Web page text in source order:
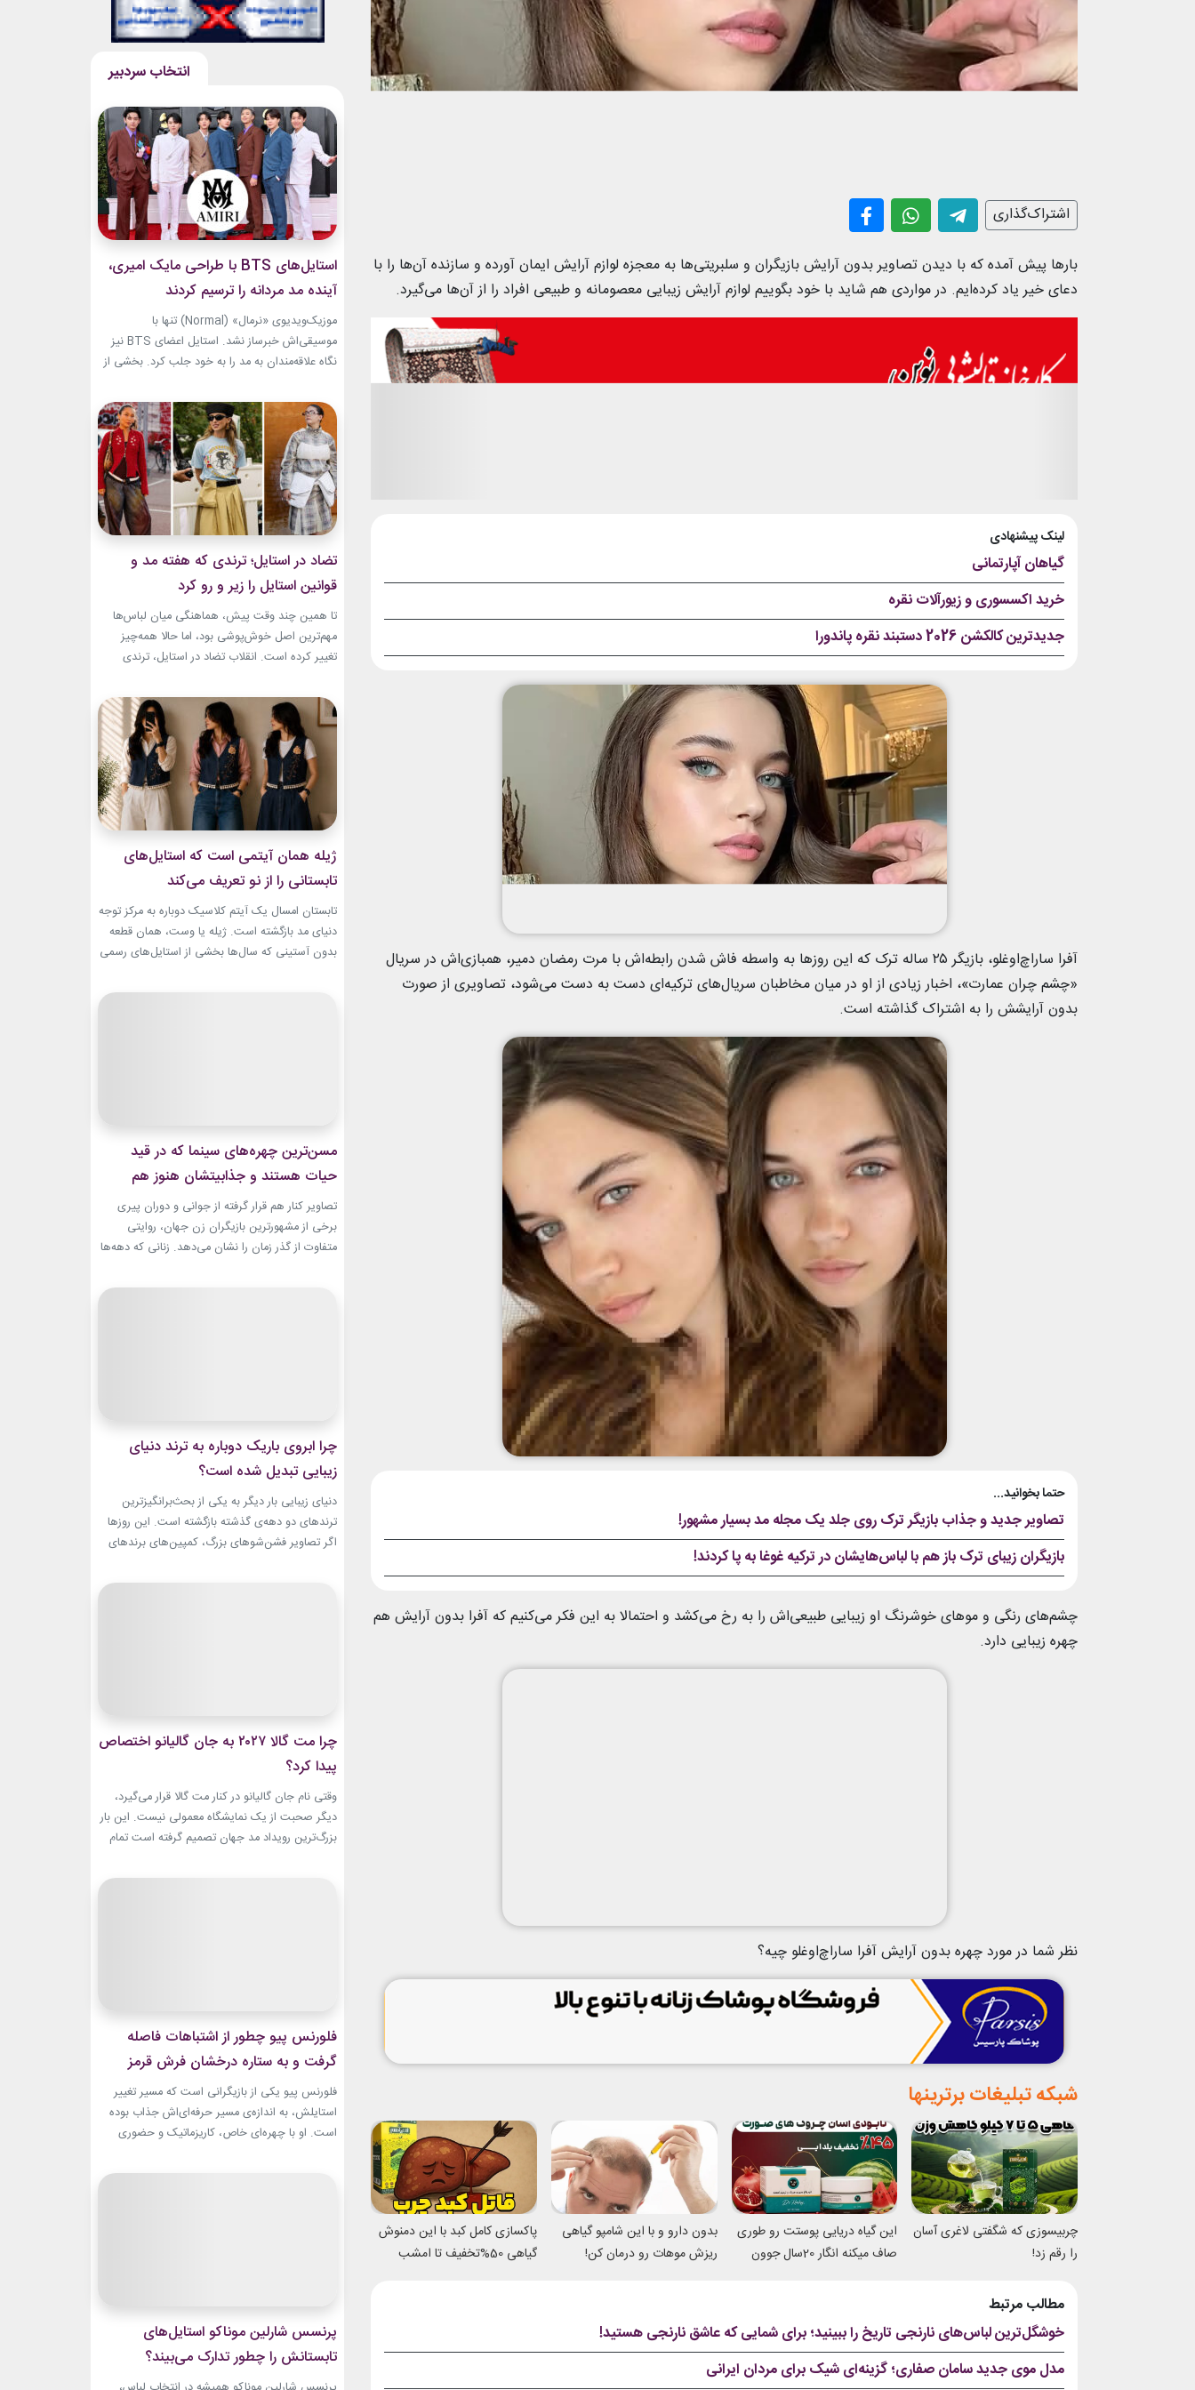
اشتراک‌گذاری
بارها پیش آمده که با دیدن تصاویر بدون آرایش بازیگران و سلبریتی‌ها به معجزه لوازم آرایش ایمان آورده و سازنده آن‌ها را با
دعای خیر یاد کرده‌ایم. در مواردی هم شاید با خود بگوییم لوازم آرایش زیبایی معصومانه و طبیعی افراد را از آن‌ها می‌گیرد.
لینک پیشنهادی
گیاهان آپارتمانی
خرید اکسسوری و زیورآلات نقره
جدیدترین کالکشن 2026 دستبند نقره پاندورا
آفرا ساراچ‌اوغلو، بازیگر ۲۵ ساله ترک که این روزها به واسطه فاش شدن رابطه‌اش با مرت رمضان دمیر، همبازی‌اش در سریال
«چشم چران عمارت»، اخبار زیادی از او در میان مخاطبان سریال‌های ترکیه‌ای دست به دست می‌شود، تصاویری از صورت
بدون آرایشش را به اشتراک گذاشته است.
حتما بخوانید...
تصاویر جدید و جذاب بازیگر ترک روی جلد یک مجله مد بسیار مشهور!
بازیگران زیبای ترک باز هم با لباس‌هایشان در ترکیه غوغا به پا کردند!
چشم‌های رنگی و موهای خوشرنگ او زیبایی طبیعی‌اش را به رخ می‌کشد و احتمالا به این فکر می‌کنیم که آفرا بدون آرایش هم
چهره زیبایی دارد.
نظر شما در مورد چهره بدون آرایش آفرا ساراچ‌اوغلو چیه؟
شبکه تبلیغات برترینها
چربیسوزی که شگفتی لاغری آسان
را رقم زد!
این گیاه دریایی پوستت رو طوری
صاف میکنه انگار 20سال جوون
بدون دارو و با این شامپو گیاهی
ریزش موهات رو درمان کن!
پاکسازی کامل کبد با این دمنوش
گیاهی 50%تخفیف تا امشب
مطالب مرتبط
خوشگل‌ترین لباس‌های نارنجی تاریخ را ببینید؛ برای شمایی که عاشق نارنجی هستید!
مدل موی جدید سامان صفاری؛ گزینه‌ای شیک برای مردان ایرانی
استایل‌های BTS با طراحی مایک امیری،
آینده مد مردانه را ترسیم کردند
موزیک‌ویدیوی «نرمال» (Normal) تنها با
موسیقی‌اش خبرساز نشد. استایل اعضای BTS نیز
نگاه علاقه‌مندان به مد را به خود جلب کرد. بخشی از
به طراح آمریکاییِ ایرانی‌تبار، مایک امیری، انتخاب
شده بود. جسارت در استایل‌های امیری BTS همان
ویژگی مشترکی است که در تمام این اوت‌فیت‌ها
دیده...
تضاد در استایل؛ ترندی که هفته مد و
قوانین استایل را زیر و رو کرد
تا همین چند وقت پیش، هماهنگی میان لباس‌ها
مهم‌ترین اصل خوش‌پوشی بود، اما حالا همه‌چیز
تغییر کرده است. انقلاب تضاد در استایل، ترندی
و بسیاری از رسانه‌های معتبر مد از آن به‌عنوان یکی از
مهم‌ترین نوآوری‌های دنیای فشن یاد می‌کنند. این
رویکرد، قرار نیست فقط یک...
ژیله همان آیتمی است که استایل‌های
تابستانی را از نو تعریف می‌کند
تابستان امسال یک آیتم کلاسیک دوباره به مرکز توجه
دنیای مد بازگشته است. ژیله یا وست، همان قطعه
بدون آستینی که سال‌ها بخشی از استایل‌های رسمی
روزمره شده است. استایل تابستانی با ژیله زنانه به
مسن‌ترین چهره‌های سینما که در قید
حیات هستند و جذابیتشان هنوز هم
باقیست!
تصاویر کنار هم قرار گرفته از جوانی و دوران پیری
برخی از مشهورترین بازیگران زن جهان، روایتی
متفاوت از گذر زمان را نشان می‌دهد. زنانی که دهه‌ها
و میراث هنری خود الهام‌بخش هستند. بازیگران زن
چرا ابروی باریک دوباره به ترند دنیای
زیبایی تبدیل شده است؟
دنیای زیبایی بار دیگر به یکی از بحث‌برانگیزترین
ترندهای دو دهه‌ی گذشته بازگشته است. این روزها
اگر تصاویر فشن‌شوهای بزرگ، کمپین‌های برندهای
حضور ابروی باریک مدرن را به‌وضوح خواهید دید. با
چرا مت گالا ۲۰۲۷ به جان گالیانو اختصاص
پیدا کرد؟
وقتی نام جان گالیانو در کنار مت گالا قرار می‌گیرد،
دیگر صحبت از یک نمایشگاه معمولی نیست. این بار
بزرگ‌ترین رویداد مد جهان تصمیم گرفته است تمام
طراحان تاریخ را به تصویر بکشد. نمایشگاه John
فلورنس پیو چطور از اشتباهات فاصله
گرفت و به ستاره درخشان فرش قرمز
تبدیل شد؟
فلورنس پیو یکی از بازیگرانی است که مسیر تغییر
استایلش، به اندازه‌ی مسیر حرفه‌ای‌اش جذاب بوده
است. او با چهره‌ای خاص، کاریزماتیک و حضوری
سال‌های ابتدایی فعالیتش هنوز زبان شخصی خود را
پرنسس شارلین موناکو استایل‌های
تابستانش را چطور تدارک می‌بیند؟